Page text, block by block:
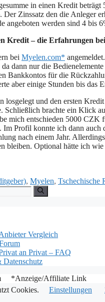
in einen Kredit
Der Zinssatz den die Anleger
angeboten werden sind 4 bis
Kredit – die Erfahrungen
bei Myelen.com*
da dann nur die
Bankkontos für die
aber einige Stunden bis das
losgelegt und den ersten
Schließlich brachte ein Klick
mich entschieden 5000
Profil konnte ich dann auch
nach einem Jahr.
bleiben. Optional hätte ich
, Myelen, Tschechische
Vergleich
an Privat – FAQ
Datenschutz
*Anzeige/Affiliate Link
Cookies.
Einstellungen